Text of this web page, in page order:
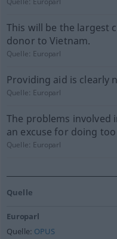
This will be the largest
donor to Vietnam.
Quelle: Europarl
Providing aid is clearly
Quelle: Europarl
The problems involved
an excuse for doing
Quelle: Europarl
Quelle
Europarl
Quelle: OPUS